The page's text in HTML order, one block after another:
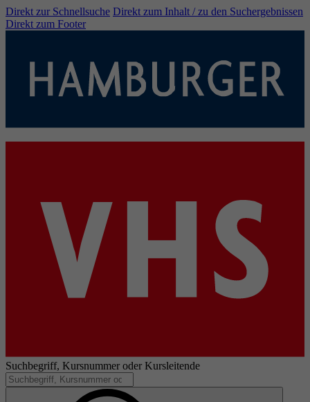
Direkt zur Schnellsuche Direkt zum Inhalt / zu den Suchergebnissen
Direkt zum Footer
Suchbegriff, Kursnummer oder Kursleitende